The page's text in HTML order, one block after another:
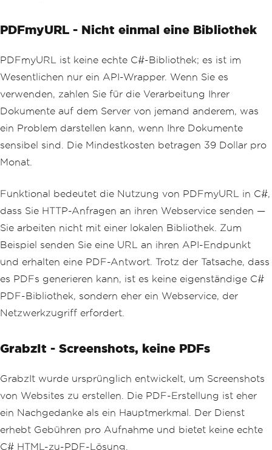
PDFmyURL - Nicht einmal eine Bibliothek
PDFmyURL ist keine echte C#-Bibliothek; es ist im
Wesentlichen nur ein API-Wrapper. Wenn Sie es
verwenden, zahlen Sie für die Verarbeitung Ihrer
Dokumente auf dem Server von jemand anderem, was
ein Problem darstellen kann, wenn Ihre Dokumente
sensibel sind. Die Mindestkosten betragen 39 Dollar pro
Monat.
Funktional bedeutet die Nutzung von PDFmyURL in C#,
dass Sie HTTP-Anfragen an ihren Webservice senden —
Sie arbeiten nicht mit einer lokalen Bibliothek. Zum
Beispiel senden Sie eine URL an ihren API-Endpunkt
und erhalten eine PDF-Antwort. Trotz der Tatsache, dass
es PDFs generieren kann, ist es keine eigenständige C#
PDF-Bibliothek, sondern eher ein Webservice, der
Netzwerkzugriff erfordert.
GrabzIt - Screenshots, keine PDFs
GrabzIt wurde ursprünglich entwickelt, um Screenshots
von Websites zu erstellen. Die PDF-Erstellung ist eher
ein Nachgedanke als ein Hauptmerkmal. Der Dienst
erhebt Gebühren pro Aufnahme und bietet keine echte
C# HTML-zu-PDF-Lösung.